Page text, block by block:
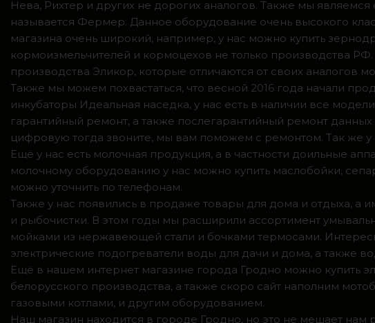
Нева, Рихтер и других не дорогих аналогов. Также мы
называется Фермер. Данное оборудование очень высокого
магазина очень широкий, например, у нас можно купить
кормоизмельчителей и кормоцехов не только производства
производства Эликор, которые отличаются от своих аналогов
Также мы можем похвастаться, что весной 2016 года начали
инкубаторы Идеальная наседка, у нас есть в наличии все
гарантийный ремонт, а также послегарантийный ремонт
цифровую тогда звоните, мы вам поможем с ремонтом. Так же
Ещё у нас есть молочная продукция, а в частности доильные
молочному оборудованию у нас можно купить маслобойки,
можно уточнить по телефонам.
Также у нас появились в продаже товары для дома и отдыха, а
и рыбочистки. В этом годы мы расширили ассортимент
мойками из нержавеющей стали и бочками термосами.
электрические подогреватели воды для дачи и дома, а также
Ещё в нашем интернет магазине города Гродно можно купить
белорусского производства, а также скоро сайт наполним
газовыми котлами, и другим оборудованием.
Наш магазин находится в городе Гродно, но это не мешает нам